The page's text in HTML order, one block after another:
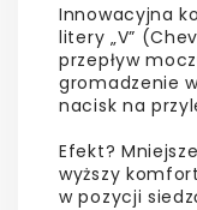
Innowacyjna
litery „V”
przepływ
gromadzenie
nacisk na
Efekt?
wyższy
w pozycji